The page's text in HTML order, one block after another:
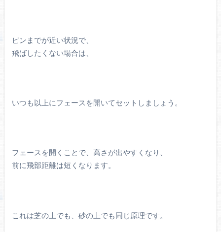
ピンまでが近い状況で、
飛ばしたくない場合は、
いつも以上にフェースを開いてセットしましょう。
フェースを開くことで、高さが出やすくなり、
前に飛部距離は短くなります。
これは芝の上でも、砂の上でも同じ原理です。